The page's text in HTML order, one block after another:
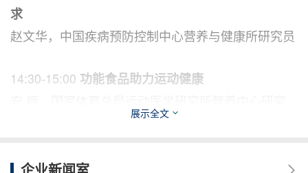
求
赵文华，中国疾病预防控制中心营养与健康所研究员
14:30-15:00 功能食品助力运动健康
15:00-15:15茶歇
展示全文